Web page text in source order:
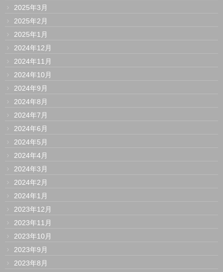
2025年3月
2025年2月
2025年1月
2024年12月
2024年11月
2024年10月
2024年9月
2024年8月
2024年7月
2024年6月
2024年5月
2024年4月
2024年3月
2024年2月
2024年1月
2023年12月
2023年11月
2023年10月
2023年9月
2023年8月